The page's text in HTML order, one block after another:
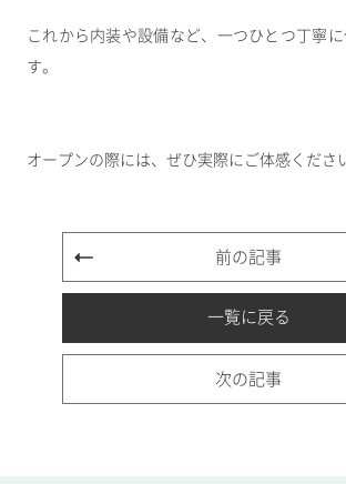
これから内装や設備など、一つひとつ丁寧
す。
オープンの際には、ぜひ実際にご体感くださ
前の記事
一覧に戻る
次の記事